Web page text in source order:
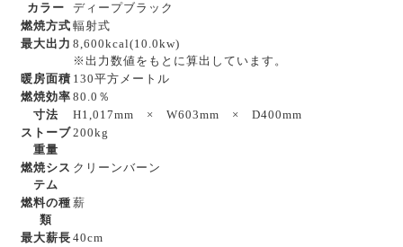
カラー
ディープブラック
燃焼方式 輻射式
最大出力 8,600kcal(10.0kw)
※出力数値をもとに算出しています。
暖房面積 130平方メートル
燃焼効率 80.0％
寸法
H1,017mm × W603mm × D400mm
ストーブ
重量
200kg
燃焼シス
テム
クリーンバーン
燃料の種
類
薪
最大薪長 40cm